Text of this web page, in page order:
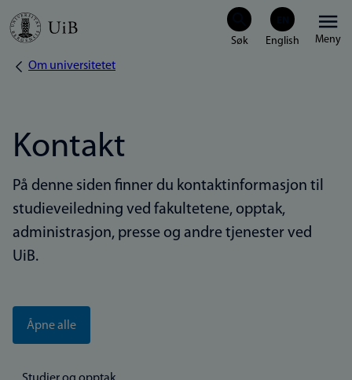
Hopp
Meny
Navigasjonssti
Om universitetet
Kontakt
På denne siden finner du kontaktinformasjon til
studieveiledning ved fakultetene, opptak,
administrasjon, presse og andre tjenester ved
UiB.
Åpne alle